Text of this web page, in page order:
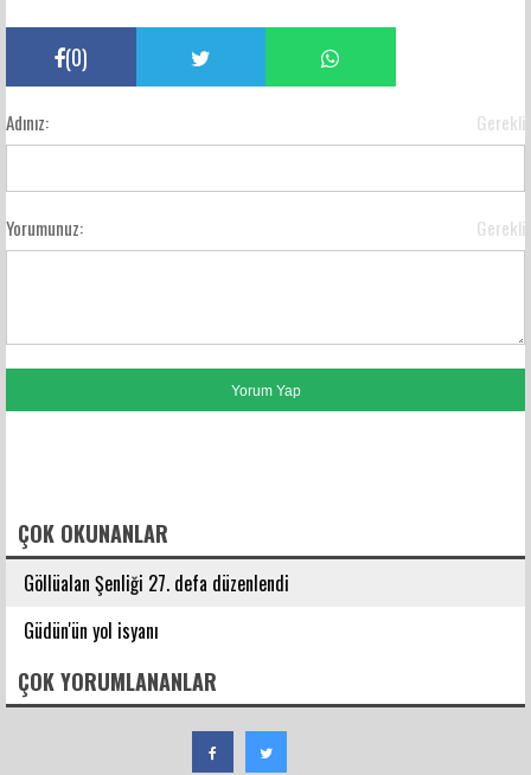
(0)
Adınız: Gerekli
Yorumunuz: Gerekli
ÇOK OKUNANLAR
Göllüalan Şenliği 27. defa düzenlendi
Güdün'ün yol isyanı
ÇOK YORUMLANANLAR